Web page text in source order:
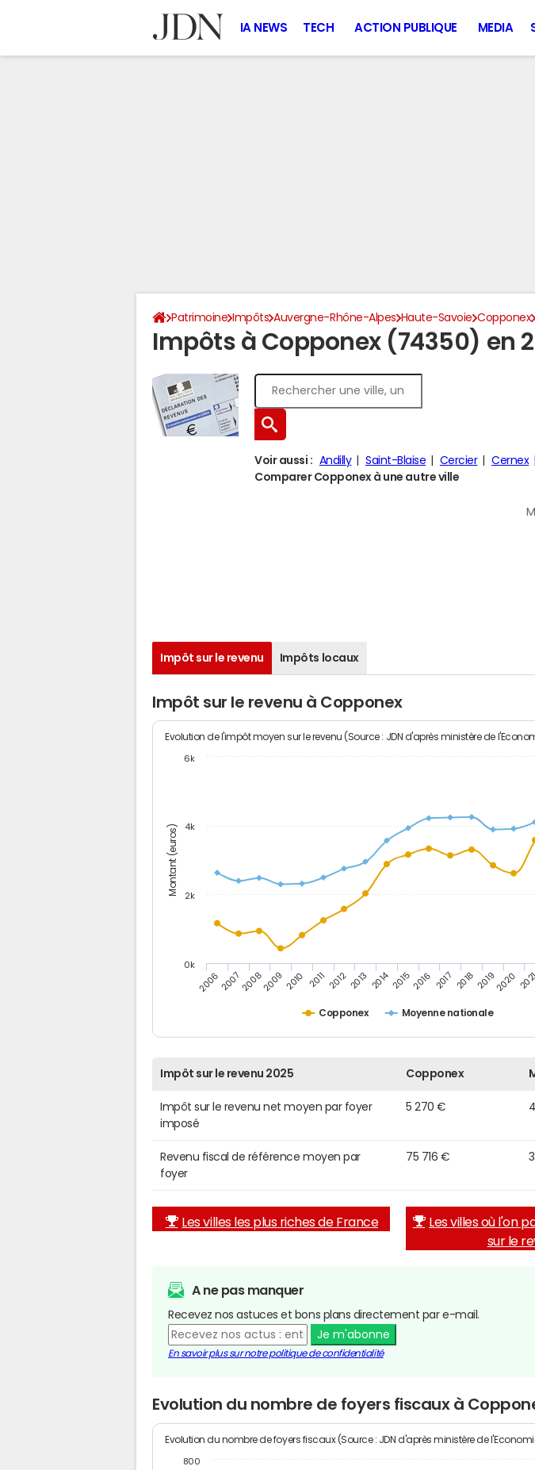
IA NEWS TECH ACTION PUBLIQUE MEDIA
Patrimoine Impôts Auvergne-Rhône-Alpes Haute-Savoie Copponex
Impôts à Copponex (74350) en
Voir aussi : Andilly Saint-Blaise Cercier Cernex
Comparer Copponex à une autre ville
Impôt sur le revenu Impôts locaux
Impôt sur le revenu à Copponex
Montant (euros)
Evolution de l'impôt moyen sur le revenu (Source : JDN d'après ministère de
Copponex Moyenne nationale
20062007200820092010 2011 20122013 201420152016 2017 201820192020
0k
2k
4k
6k
Impôt sur le revenu 2025 Copponex
Impôt sur le revenu net moyen par foyer
imposé
5 270 €
Revenu fiscal de référence moyen par
foyer
75 716 €
Les villes les plus riches de France
Les villes où l'on
sur le
A ne pas manquer
Recevez nos astuces et bons plans directement par e-mail.
Je m'abonne
En savoir plus sur notre politique de confidentialité
Evolution du nombre de foyers fiscaux à
Evolution du nombre de foyers fiscaux (Source : JDN d'après ministère de
800